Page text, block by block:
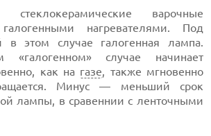
варочные
нагревателями. Под
в этом случае галогенная лампа.
случае начинает
как на газе, также мгновенно
Минус — меньший срок
лампы, в сравеннии с ленточными